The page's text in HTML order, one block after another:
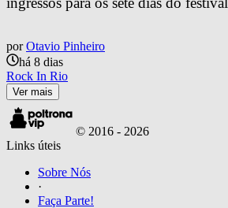
por Otavio Pinheiro
há 8 dias
Rock In Rio
Ver mais
© 2016 - 2026
Links úteis
Sobre Nós
·
Faça Parte!